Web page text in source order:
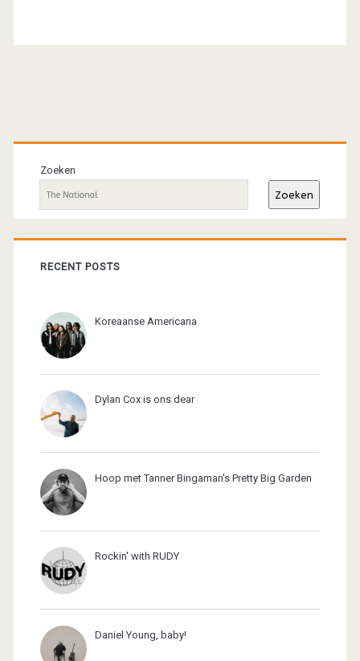
Primaire
sidebar
Zoeken
Zoeken
RECENT POSTS
Koreaanse Americana
Dylan Cox is ons dear
Hoop met Tanner Bingaman's Pretty Big Garden
Rockin' with RUDY
Daniel Young, baby!